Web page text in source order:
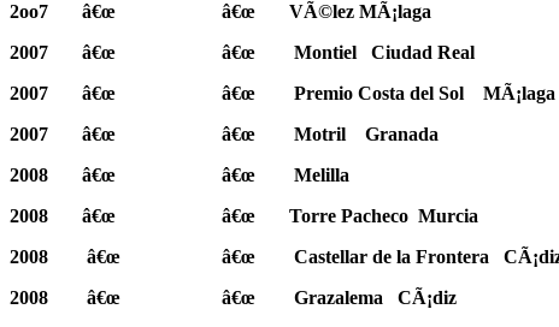
2oo7
â€œ â€œ
VÃ©lez MÃ¡laga
2007
â€œ â€œ Montiel
Ciudad Real
2007
â€œ â€œ Premio Costa del Sol
MÃ¡laga
2007
â€œ â€œ Motril
Granada
2008
â€œ â€œ
Melilla
2008
â€œ â€œ Torre Pacheco Murcia
2008
â€œ â€œ Castellar de la Frontera
2008
â€œ â€œ Grazalema
CÃ¡diz